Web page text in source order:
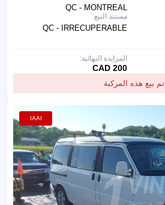
QC - MONTREAL
مستند البيع:
QC - IRRECUPERABLE
تم بيع هذه المركبة
المزايدة النهائية:
200 CAD
IAAI